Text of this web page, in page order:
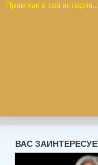
Прям как в той истории...